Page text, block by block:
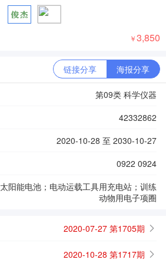
￥3,850
链接分享 海报分享
第09类 科学仪器
42332862
2020-10-28 至 2030-10-27
0922 0924
太阳能电池；电动运载工具用充电站；训练
动物用电子项圈
2020-07-27 第1705期
2020-10-28 第1717期